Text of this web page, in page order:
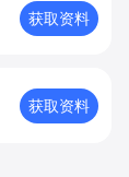
获取资料
获取资料